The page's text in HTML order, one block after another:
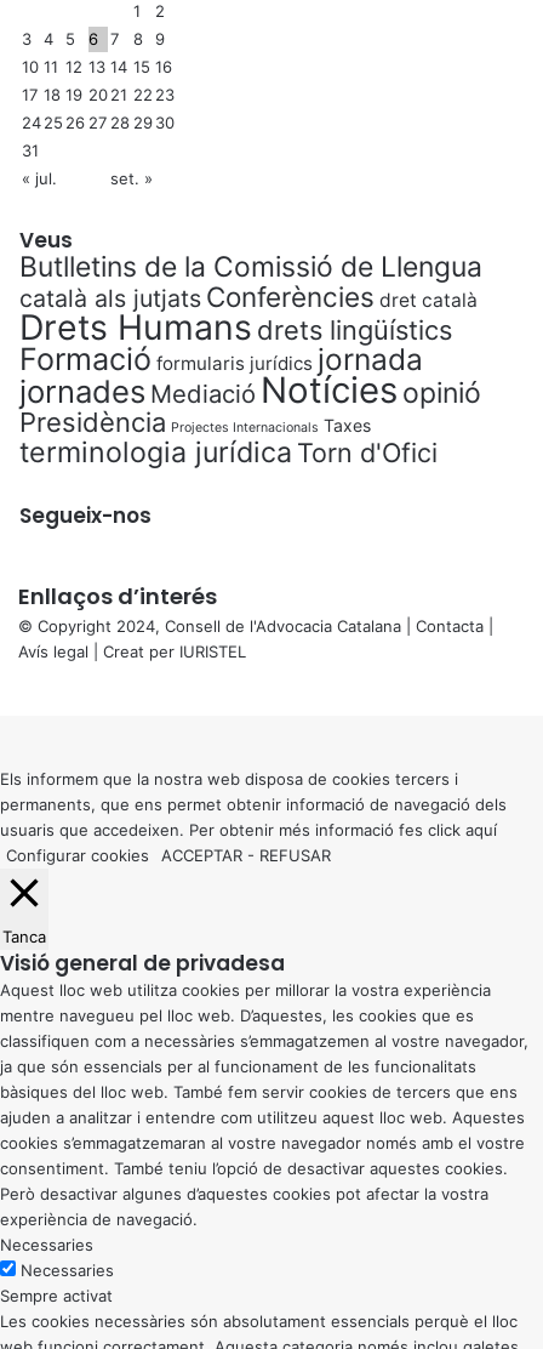
1
2
3
4 5 6 7 8
9
10 11 12 13 14 15 16
17 18 19 2021 22 23
2425 26 27 28 2930
31
« jul.
set. »
Veus
Butlletins de la Comissió de Llengua
català als jutjats Conferències dret català
Drets Humans drets lingüístics
Formació formularis jurídics jornada
jornades Mediació Notícies opinió
Presidència Projectes Internacionals Taxes
terminologia jurídica Torn d'Ofici
Segueix-nos
Enllaços d’interés
© Copyright 2024, Consell de l'Advocacia Catalana | Contacta
Avís legal | Creat per IURISTEL
button
Els informem que la nostra web disposa de cookies tercers i
permanents, que ens permet obtenir informació de navegació dels
usuaris que accedeixen. Per obtenir més informació fes click aquí
Configurar cookies
ACCEPTAR - REFUSAR
Tanca
Visió general de privadesa
Aquest lloc web utilitza cookies per millorar la vostra experiència
mentre navegueu pel lloc web. D’aquestes, les cookies que es
classifiquen com a necessàries s’emmagatzemen al vostre navegador,
ja que són essencials per al funcionament de les funcionalitats
bàsiques del lloc web. També fem servir cookies de tercers que ens
ajuden a analitzar i entendre com utilitzeu aquest lloc web. Aquestes
cookies s’emmagatzemaran al vostre navegador només amb el vostre
consentiment. També teniu l’opció de desactivar aquestes cookies.
Però desactivar algunes d’aquestes cookies pot afectar la vostra
experiència de navegació.
Necessaries
Necessaries
Sempre activat
Les cookies necessàries són absolutament essencials perquè el lloc